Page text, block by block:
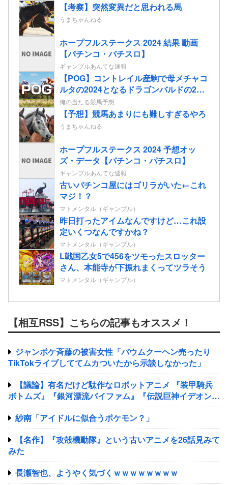
【考察】突然変異だと思われる馬
うまちゃんねる
ホープフルステークス 2024 結果 動画
【パチンコ・パチスロ】
ギャンブルあんてな速報
【POG】コントレイル産駒で母メチャコ
ルタの2024となるドラゴンバルドの2歳
情報
俺の当たる競馬予想
【予想】競馬あまりにも難しすぎるやろ
うまちゃんねる
ホープフルステークス 2024 予想オッ
ズ・データ【パチンコ・パチスロ】
ギャンブルあんてな速報
古いパチンコ屋にはゴリラがいた←これ
マジ！？
マトメンタル（ギャンブル）
昨日打ったアイムなんですけど…これ設
定いくつなんですかね？
マトメンタル（ギャンブル）
L戦国乙女5で456をツモったスロッター
さん、本能寺が下振れまくってツラそう
マトメンタル（ギャンブル）
【相互RSS】こちらの記事もオススメ！
ジャンポケ斉藤の被害女性「バウムクーヘン売ったり
TikTokライブしててムカついたから示談しなかった」
【議論】有名だけど駄作なロボットアニメ 『装甲騎兵
ボトムズ』『銀河漂流バイファム』『伝説巨神イデオン』
『超獣機神ダンクーガ』『銀河疾風サスライガー』
紗南「アイドルに似合うポケモン？」
【名作】『攻殻機動隊』という古いアニメを26話見みて
みた
長瀬智也、ようやく気づくｗｗｗｗｗｗｗｗ